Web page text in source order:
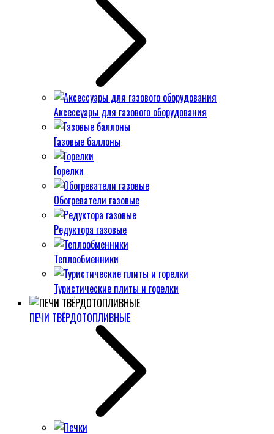
Аксессуары для газового оборудования
Газовые баллоны
Горелки
Обогреватели газовые
Редуктора газовые
Теплообменники
Туристические плиты и горелки
ПЕЧИ ТВЁРДОТОПЛИВНЫЕ